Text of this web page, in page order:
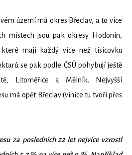
území má okres Břeclav, a to více
místech jsou pak okresy Hodonín,
mají každý více než tisícovku
se pak podle ČSÚ pohybují ještě
Litoměřice a Mělník. Nejvyšší
má opět Břeclav (vinice tu tvoří přes
za posledních 22 let nejvíce vzrostl